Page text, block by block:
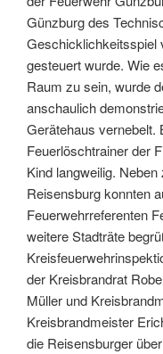
Günzburg des
Geschicklichkeitsspiel
gesteuert wurde. Wie
Raum zu sein, wurde
anschaulich
Gerätehaus vernebelt.
Feuerlöschtrainer der
Kind langweilig.
Reisensburg konnten
Feuerwehrreferenten
weitere Stadträte
der Kreisbrandrat
Müller und
Kreisbrandmeister
die Reisensburger